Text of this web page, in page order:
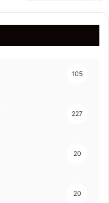
105
227
20
20